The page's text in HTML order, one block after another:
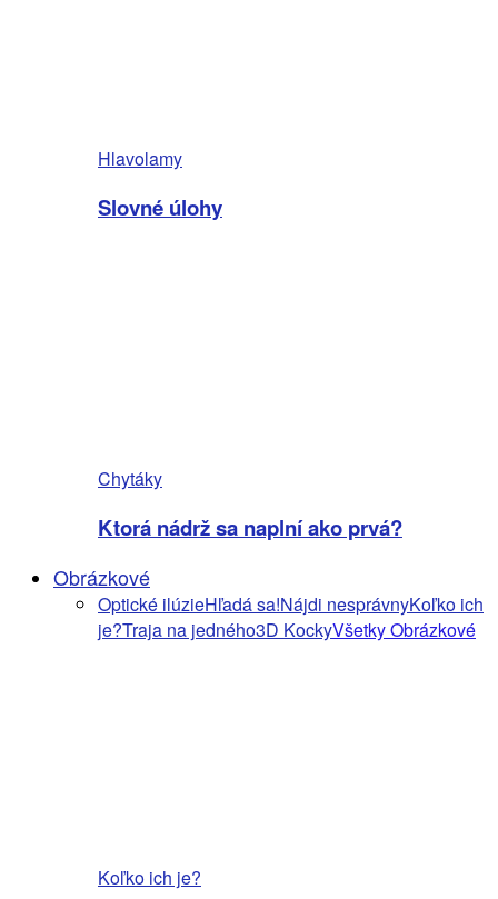
Hlavolamy
Slovné úlohy
Chytáky
Ktorá nádrž sa naplní ako prvá?
Obrázkové
Optické ilúzieHľadá sa!Nájdi nesprávnyKoľko ich
je?Traja na jedného3D KockyVšetky Obrázkové
Koľko ich je?